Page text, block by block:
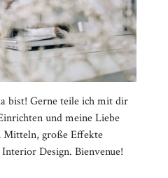
bist! Gerne teile ich mit dir
und meine Liebe
Mitteln, große Effekte
Design. Bienvenue!